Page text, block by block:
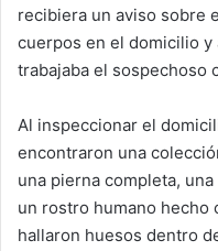
recibiera un aviso sobre
cuerpos en el domicilio
trabajaba el sospechoso
Al inspeccionar el
encontraron una
una pierna completa,
un rostro humano hecho
hallaron huesos dentro